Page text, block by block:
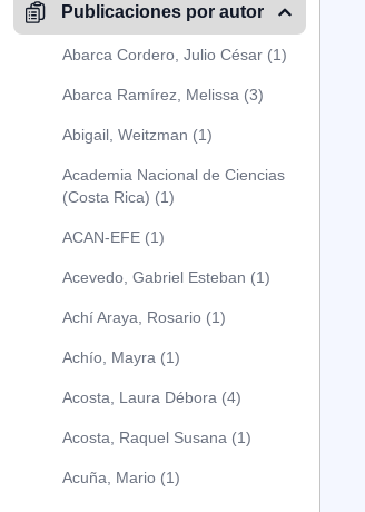
Publicaciones por autor
Abarca Cordero, Julio César (1)
Abarca Ramírez, Melissa (3)
Abigail, Weitzman (1)
Academia Nacional de Ciencias
(Costa Rica) (1)
ACAN-EFE (1)
Acevedo, Gabriel Esteban (1)
Achí Araya, Rosario (1)
Achío, Mayra (1)
Acosta, Laura Débora (4)
Acosta, Raquel Susana (1)
Acuña, Mario (1)